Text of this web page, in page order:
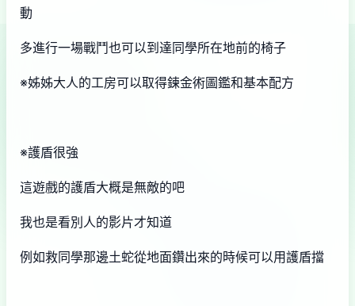
動
多進行一場戰鬥也可以到達同學所在地前的椅子
※姊姊大人的工房可以取得鍊金術圖鑑和基本配方
※護盾很強
這遊戲的護盾大概是無敵的吧
我也是看別人的影片才知道
例如救同學那邊土蛇從地面鑽出來的時候可以用護盾擋